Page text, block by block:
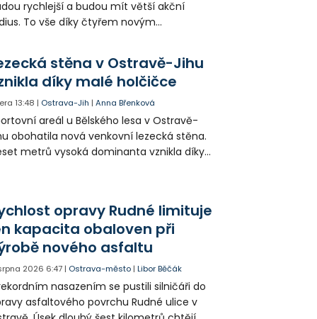
rychlejší a budou mít větší akční
To vše díky čtyřem novým
stěna v Ostravě-Jihu
díky malé holčičce
13:48 | Ostrava-Jih |Anna Břenková
areál u Bělského lesa v Ostravě-
obohatila nová venkovní lezecká stěna.
metrů vysoká dominanta vznikla díky
opravy Rudné limituje
kapacita obaloven při
nového asfaltu
2026 6:47 | Ostrava-město |Libor Běčák
nasazením se pustili silničáři do
asfaltového povrchu Rudné ulice v